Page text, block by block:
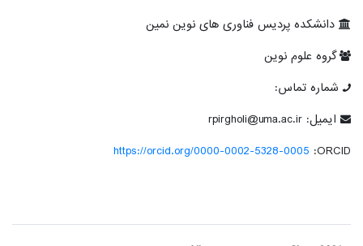
دانشکده پردیس فناوری های نوین نمین
گروه علوم نوین
شماره تماس:
ایمیل: rpirgholi@uma.ac.ir
ORCID:
https://orcid.org/0000-0002-5328-0005